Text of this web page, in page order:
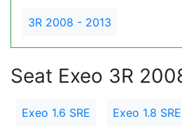
3R 2008 - 2013
Seat Exeo 3R
Exeo 1.6 SRE Exeo 1.8